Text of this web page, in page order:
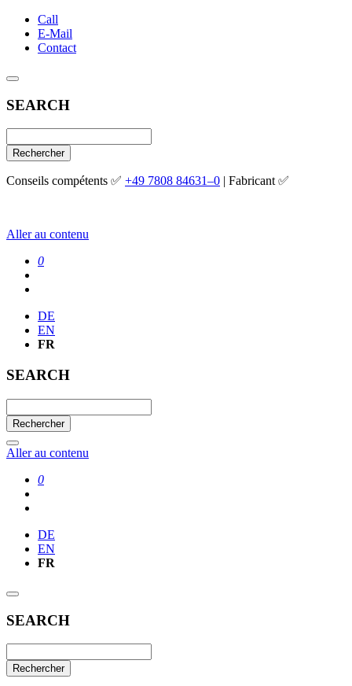
Call
E-Mail
Contact
SEARCH
Rechercher
Conseils compétents ✅ +49 7808 84631–0 | Fabricant ✅
Aller au contenu
0
DE
EN
FR
SEARCH
Rechercher
Aller au contenu
0
DE
EN
FR
SEARCH
Rechercher